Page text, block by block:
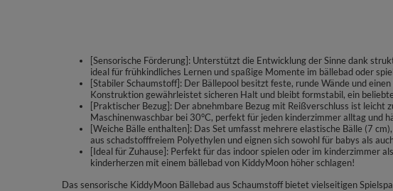
[Sensorische Förderung]: Unterstützt die Entwicklung der Sinne dank
ideal für frühkindliches Lernen und spaßige Momente im bällebad oder
[Stabiler Schaumstoff]: Der Bällepool besitzt feste, runde Wände und
Konstruktion gewährleistet sicheren Halt und bleibt formstabil, ein
[Praktischer Bezug]: Der abnehmbare Bezug mit Reißverschluss ist leicht
Maschinenwaschbar bei 30°C, perfekt für jeden kinderzimmer alltag und
[Weiche Bälle enthalten]: Das Set umfasst mehrere elastische Bälle (7
aus schadstofffreiem Polyethylen und eignen sich sowohl für babys als
[Ideal für Zuhause]: Perfekt für das indoor spielen oder im kinderzimmer
kinderherzen mit einem bällebad von KiddyMoon höher schlagen!
Das sensorische KiddyMoon Bällebad aus Schaumstoff bietet vielseitigen